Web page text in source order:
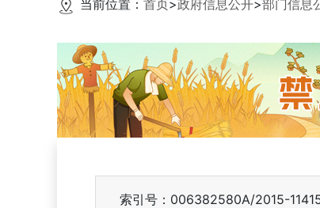
当前位置： 首页>政府信息公开>部门信息
索引号：006382580A/2015-